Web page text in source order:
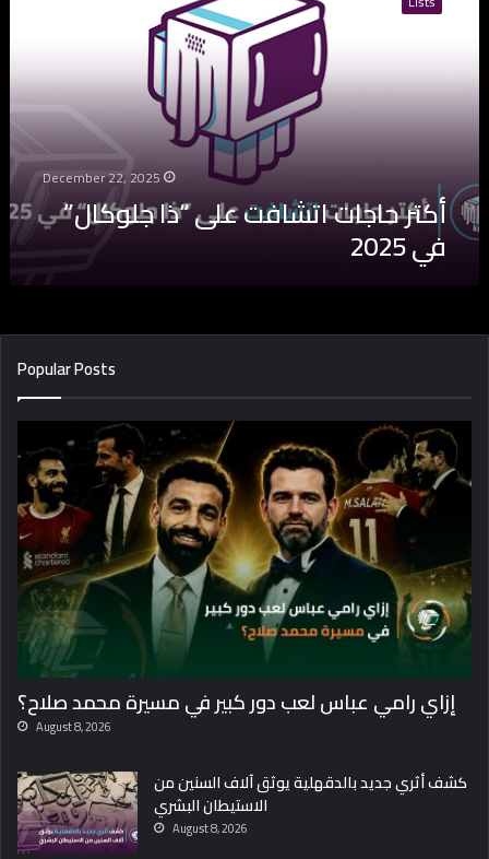
ا
ج
ا
ت
ش
ا
ت
ل
و
ل
ي
December 22, 2025
أكتر حاجات اتشافت على “ذا جلوكال”
في 2025
Popular Posts
إزاي رامي عباس لعب دور كبير في مسيرة محمد صلاح؟
August 8, 2026
كشف أثري جديد بالدقهلية يوثق آلاف السنين من
الاستيطان البشري
August 8, 2026